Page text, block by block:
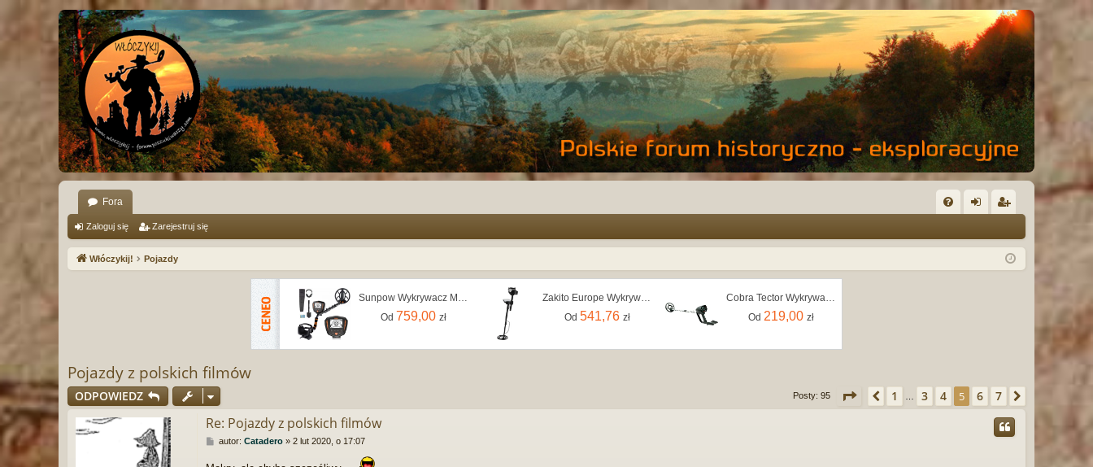
Fora
Q og ej
Zaloguj się Zarejestruj się
Włóczykij! Pojazdy
Sunpow Wykrywacz Metalu OTMD07
Od 759,00 zł
Zakito Europe Wykrywacz Metalu Pinpoint 18Cm Czarny 1100G
Od 541,76 zł
Cobra Tector Wykrywacz Metalu CT1062
Od 219,00 zł
Pojazdy z polskich filmów
ODPOWIEDZ Posty: 95 Strona z 7
Poprzednia
1 3 4 5 6 7
Re: Pojazdy z polskich filmów
P
s
autor: Catadero» 2 lut 2020, o 17:07